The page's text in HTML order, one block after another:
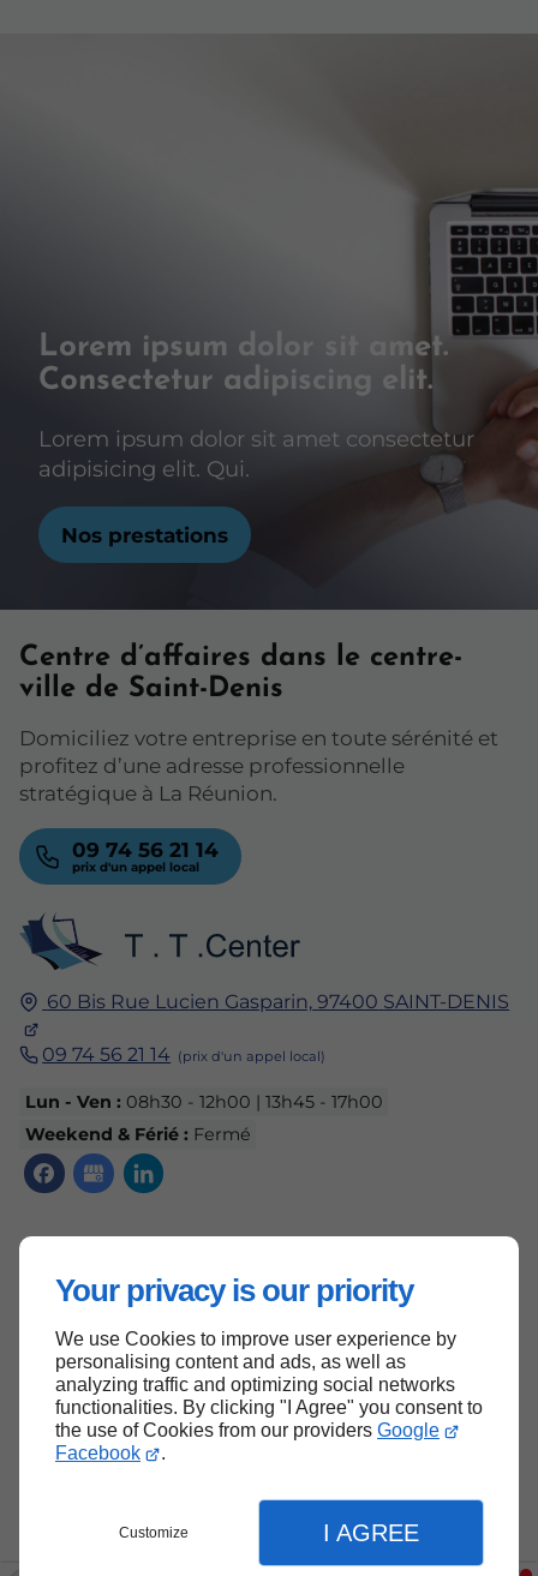
Your privacy is our priority
We use Cookies to improve user experience by
personalising content and ads, as well as
analyzing traffic and optimizing social networks
functionalities. By clicking "I Agree" you consent to
the use of Cookies from our providers Google
Facebook
.
Customize I AGREE
Lorem ipsum dolor sit amet.
Consectetur adipiscing elit.
Lorem ipsum dolor sit amet consectetur
adipisicing elit. Qui.
Nos prestations
60 Bis Rue Lucien Gasparin, 97400 SAINT-DENIS
09 74 56 21 14
Lun - Ven : 08h30 - 12h00 | 13h45 - 17h00
Weekend & Férié : Fermé
Contactez-nous
Mentions légales
Plan du site
Centre d’affaires dans le centre-
ville de Saint-Denis
Domiciliez votre entreprise en toute sérénité et
profitez d’une adresse professionnelle
stratégique à La Réunion.
09 74 56 21 14